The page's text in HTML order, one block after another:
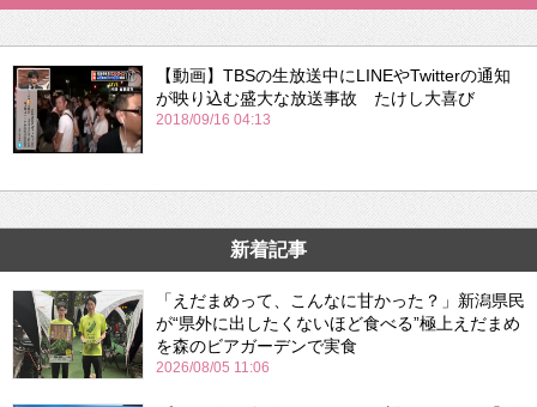
【動画】TBSの生放送中にLINEやTwitterの通知
が映り込む盛大な放送事故 たけし大喜び
2018/09/16 04:13
新着記事
「えだまめって、こんなに甘かった？」新潟県民
が“県外に出したくないほど食べる”極上えだまめ
を森のビアガーデンで実食
2026/08/05 11:06